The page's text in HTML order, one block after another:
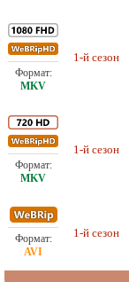
1-й сезон
1-й сезон
1-й сезон